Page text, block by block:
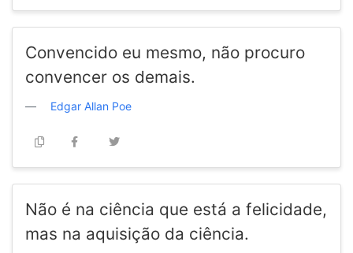
Convencido eu mesmo, não procuro
convencer os demais.
Edgar Allan Poe
Não é na ciência que está a felicidade,
mas na aquisição da ciência.